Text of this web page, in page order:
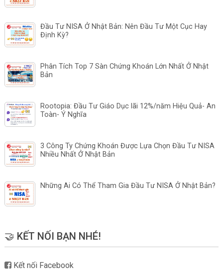
Đầu Tư NISA Ở Nhật Bản: Nên Đầu Tư Một Cục Hay
Định Kỳ?
Phân Tích Top 7 Sàn Chứng Khoán Lớn Nhất Ở Nhật
Bản
Rootopia: Đầu Tư Giáo Dục lãi 12%/năm Hiệu Quả- An
Toàn- Ý Nghĩa
3 Công Ty Chứng Khoán Được Lựa Chọn Đầu Tư NISA
Nhiều Nhất Ở Nhật Bản
Những Ai Có Thể Tham Gia Đầu Tư NISA Ở Nhật Bản?
🤝 KẾT NỐI BẠN NHÉ!
Kết nối Facebook